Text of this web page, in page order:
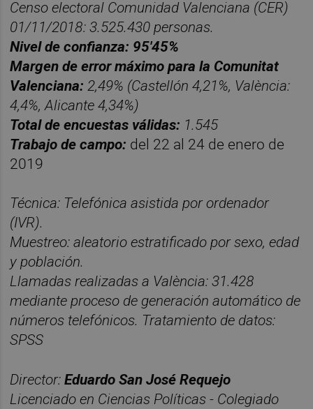
Censo electoral Comunidad Valenciana (CER)
01/11/2018: 3.525.430 personas.
Nivel de confianza: 95'45%
Margen de error máximo para la Comunitat
Valenciana:2,49% (Castellón 4,21%, València:
4,4%, Alicante 4,34%)
Total de encuestas válidas: 1.545
Trabajo de campo: del 22 al 24 de enero de
2019
Técnica: Telefónica asistida por ordenador
(IVR).
Muestreo: aleatorio estratificado por sexo, edad
y población.
Llamadas realizadas a València: 31.428
mediante proceso de generación automático de
números telefónicos. Tratamiento de datos:
SPSS
Director:Eduardo San José Requejo
Licenciado en Ciencias Políticas - Colegiado